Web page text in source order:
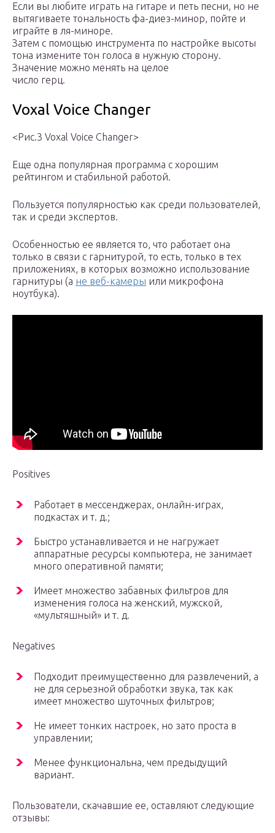
Если вы любите играть на гитаре и петь песни, но не
вытягиваете тональность фа-диез-минор, пойте и
играйте в ля-миноре.
Затем с помощью инструмента по настройке высоты
тона измените тон голоса в нужную сторону.
Значение можно менять на целое
число герц.
Voxal Voice Changer
<Рис.3 Voxal Voice Changer>
Еще одна популярная программа с хорошим
рейтингом и стабильной работой.
Пользуется популярностью как среди пользователей,
так и среди экспертов.
Особенностью ее является то, что работает она
только в связи с гарнитурой, то есть, только в тех
приложениях, в которых возможно использование
гарнитуры (а не веб-камеры или микрофона
ноутбука).
Positives
Работает в мессенджерах, онлайн-играх,
подкастах и т. д.;
Быстро устанавливается и не нагружает
аппаратные ресурсы компьютера, не занимает
много оперативной памяти;
Имеет множество забавных фильтров для
изменения голоса на женский, мужской,
«мультяшный» и т. д.
Negatives
Подходит преимущественно для развлечений, а
не для серьезной обработки звука, так как
имеет множество шуточных фильтров;
Не имеет тонких настроек, но зато проста в
управлении;
Менее функциональна, чем предыдущий
вариант.
Пользователи, скачавшие ее, оставляют следующие
отзывы: